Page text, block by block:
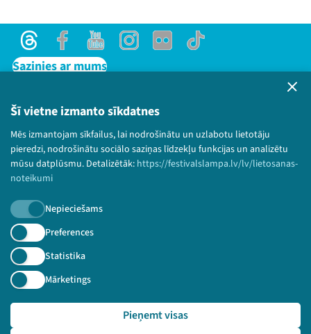
Šī vietne izmanto sīkdatnes
Mēs izmantojam sīkfailus, lai nodrošinātu un uzlabotu lietotāju
pieredzi, nodrošinātu sociālo saziņas līdzekļu funkcijas un analizētu
mūsu datplūsmu. Detalizētāk: https://festivalslampa.lv/lv/lietosanas-
noteikumi
Nepieciešams
Preferences
Statistika
Mārketings
Pieņemt visas
ThreadsFacebookYoutubeInstagram
Flick TikTok
Sazinies ar mums
Lietošanas noteikumi un sīkdatņu politika
Bērnu aizsardzības politika
© 2026 Sarunu festivāls LAMPA Visas tiesības
paturētas.
Piesakies jaunumiem!
Nepalaid garām aktuālāko informāciju!
Pieteikties